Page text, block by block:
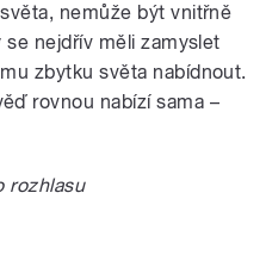
nemůže být vnitřně
nejdřív měli zamyslet
zbytku světa nabídnout.
rovnou nabízí sama –
rozhlasu